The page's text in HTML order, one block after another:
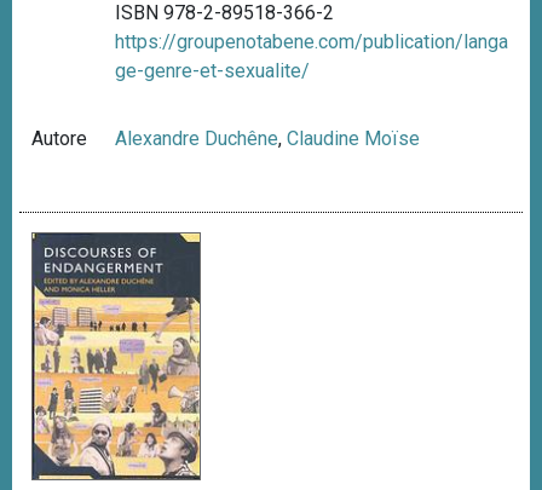
ISBN 978-2-89518-366-2
https://groupenotabene.com/publication/langa
ge-genre-et-sexualite/
Autore Alexandre Duchêne,Claudine Moïse